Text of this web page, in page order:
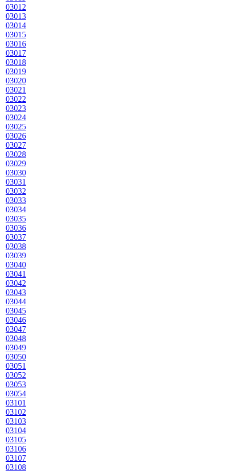
03012
03013
03014
03015
03016
03017
03018
03019
03020
03021
03022
03023
03024
03025
03026
03027
03028
03029
03030
03031
03032
03033
03034
03035
03036
03037
03038
03039
03040
03041
03042
03043
03044
03045
03046
03047
03048
03049
03050
03051
03052
03053
03054
03101
03102
03103
03104
03105
03106
03107
03108